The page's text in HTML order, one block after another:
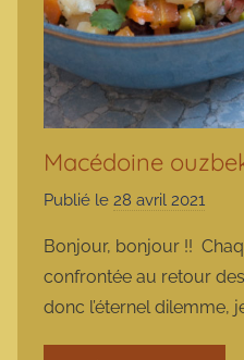
Macédoine
Publié le 28 avril 2021
r
m
a
r
Bonjour, bonjour !!
confrontée au retour
donc l’éternel dilemme,